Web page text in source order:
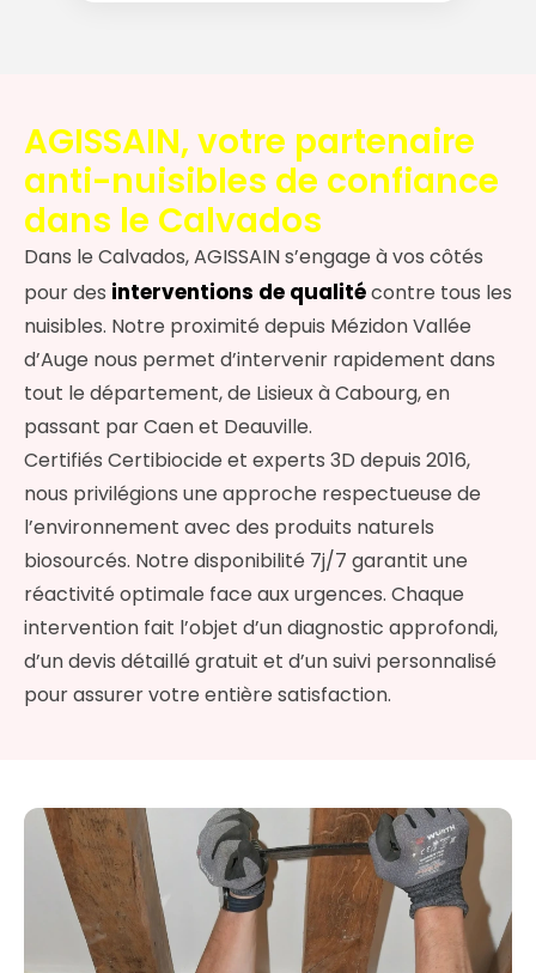
AGISSAIN, votre partenaire
anti-nuisibles de confiance
dans le Calvados
Dans le Calvados, AGISSAIN s’engage à vos côtés
pour des interventions de qualitécontre tous les
nuisibles. Notre proximité depuis Mézidon Vallée
d’Auge nous permet d’intervenir rapidement dans
tout le département, de Lisieux à Cabourg, en
passant par Caen et Deauville.
Certifiés Certibiocide et experts 3D depuis 2016,
nous privilégions une approche respectueuse de
l’environnement avec des produits naturels
biosourcés. Notre disponibilité 7j/7 garantit une
réactivité optimale face aux urgences. Chaque
intervention fait l’objet d’un diagnostic approfondi,
d’un devis détaillé gratuit et d’un suivi personnalisé
pour assurer votre entière satisfaction.